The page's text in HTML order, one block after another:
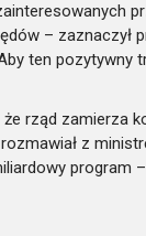
– zaznaczył
ten pozytywny
że rząd zamierza
z
program –